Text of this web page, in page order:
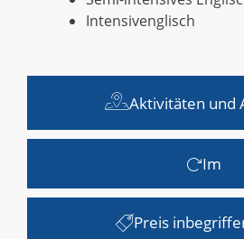
Aktivitäten und
Im
Preis
Intensivenglisch